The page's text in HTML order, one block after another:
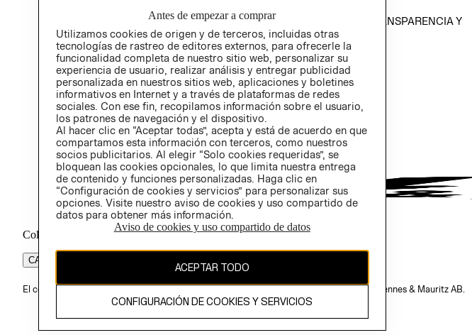
PROGRAMA DE TRANSPARENCIA Y
ÉTICA (INGLÉS)
Colombia ($)
CAMBIAR REGIÓN
El contenido de esta página web está protegido por copyright y es propiedad de H&M Hennes & Mauritz AB.
Antes de empezar a comprar
Utilizamos cookies de origen y de terceros, incluidas otras
tecnologías de rastreo de editores externos, para ofrecerle la
funcionalidad completa de nuestro sitio web, personalizar su
experiencia de usuario, realizar análisis y entregar publicidad
personalizada en nuestros sitios web, aplicaciones y boletines
informativos en Internet y a través de plataformas de redes
sociales. Con ese fin, recopilamos información sobre el usuario,
los patrones de navegación y el dispositivo.
Al hacer clic en “Aceptar todas”, acepta y está de acuerdo en que
compartamos esta información con terceros, como nuestros
socios publicitarios. Al elegir “Solo cookies requeridas”, se
bloquean las cookies opcionales, lo que limita nuestra entrega
de contenido y funciones personalizadas. Haga clic en
“Configuración de cookies y servicios” para personalizar sus
opciones. Visite nuestro aviso de cookies y uso compartido de
datos para obtener más información.
Aviso de cookies y uso compartido de datos
ACEPTAR TODO
CONFIGURACIÓN DE COOKIES Y SERVICIOS